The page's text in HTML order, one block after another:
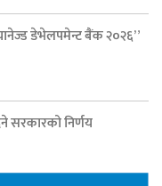
डेभेलपमेन्ट बैंक २०२६”
सरकारको निर्णय